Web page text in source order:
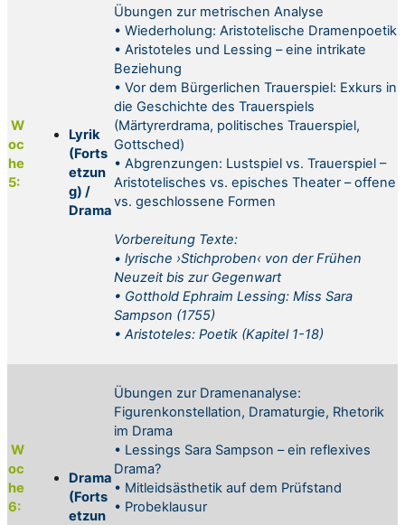
W
oc
he
5:
Lyrik
(Forts
etzun
g) /
Drama
Übungen zur metrischen Analyse
• Wiederholung: Aristotelische Dramenpoetik
• Aristoteles und Lessing – eine intrikate
Beziehung
• Vor dem Bürgerlichen Trauerspiel: Exkurs in
die Geschichte des Trauerspiels
(Märtyrerdrama, politisches Trauerspiel,
Gottsched)
• Abgrenzungen: Lustspiel vs. Trauerspiel –
Aristotelisches vs. episches Theater – offene
vs. geschlossene Formen
Vorbereitung Texte:
• lyrische ›Stichproben‹ von der Frühen
Neuzeit bis zur Gegenwart
• Gotthold Ephraim Lessing: Miss Sara
Sampson (1755)
• Aristoteles: Poetik (Kapitel 1-18)
W
oc
he
6:
Drama
(Forts
etzun
Übungen zur Dramenanalyse:
Figurenkonstellation, Dramaturgie, Rhetorik
im Drama
• Lessings Sara Sampson – ein reflexives
Drama?
• Mitleidsästhetik auf dem Prüfstand
• Probeklausur